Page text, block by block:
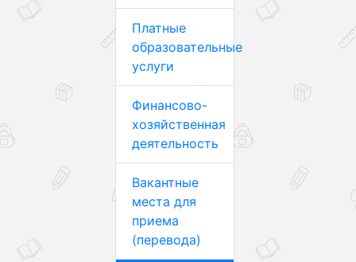
Платные
образовательные
услуги
Финансово-
хозяйственная
деятельность
Вакантные
места для
приема
(перевода)